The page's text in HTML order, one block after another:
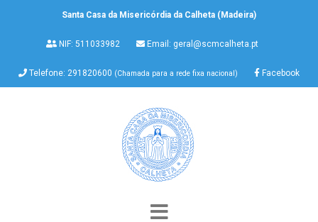
Santa Casa da Misericórdia da Calheta (Madeira)
NIF: 511033982 Email: geral@scmcalheta.pt
Telefone: 291820600 (Chamada para a rede fixa nacional) Facebook